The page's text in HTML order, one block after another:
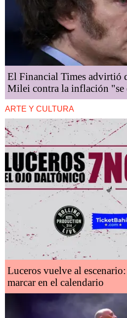
El Financial Times advirtió
Milei contra la inflación "se
ARTE Y CULTURA
Luceros vuelve al
marcar en el calendario